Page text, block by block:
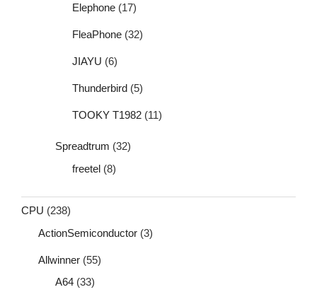
Elephone (17)
FleaPhone (32)
JIAYU (6)
Thunderbird (5)
TOOKY T1982 (11)
Spreadtrum (32)
freetel (8)
CPU (238)
ActionSemiconductor (3)
Allwinner (55)
A64 (33)